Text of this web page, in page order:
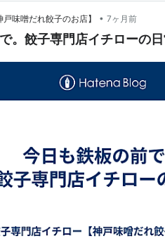
味噌だれ餃子のお店】 • 7ヶ月前
。餃子専門店イチローの